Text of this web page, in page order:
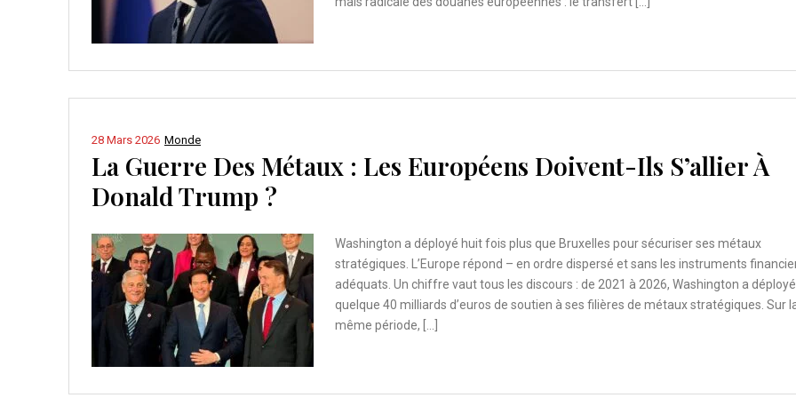
Monde
28 Mars 2026
La Guerre Des Métaux : Les Européens Doivent-Ils S’allier À
Donald Trump ?
Washington a déployé huit fois plus que Bruxelles pour sécuriser ses métaux
stratégiques. L’Europe répond – en ordre dispersé et sans les instruments
adéquats. Un chiffre vaut tous les discours : de 2021 à 2026, Washington a déployé
quelque 40 milliards d’euros de soutien à ses filières de métaux stratégiques. Sur
même période, […]